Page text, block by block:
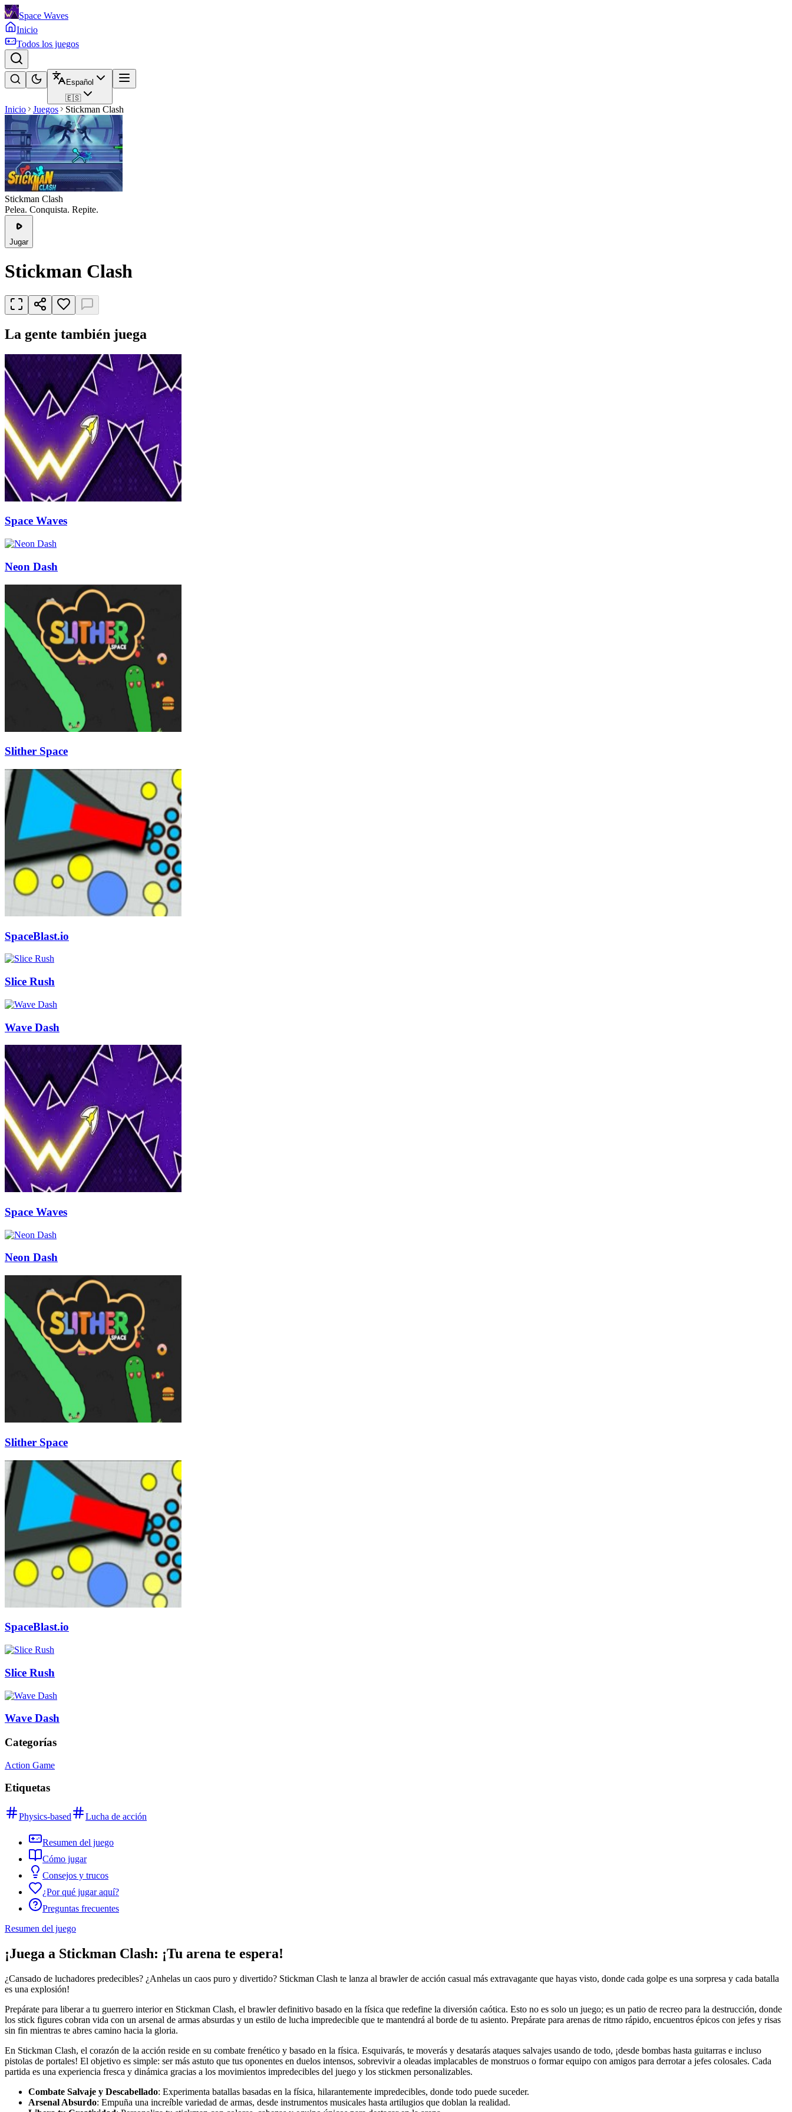
Space Waves
Inicio
Todos los juegos
Español
🇪🇸
Inicio Juegos Stickman Clash
Stickman Clash
Pelea. Conquista. Repite.
Jugar
Stickman Clash
La gente también juega
Space Waves
Neon Dash
Slither Space
SpaceBlast.io
Slice Rush
Wave Dash
Space Waves
Neon Dash
Slither Space
SpaceBlast.io
Slice Rush
Wave Dash
Categorías
Action Game
Etiquetas
Physics-based Lucha de acción
Resumen del juego
Cómo jugar
Consejos y trucos
¿Por qué jugar aquí?
Preguntas frecuentes
Resumen del juego
¡Juega a Stickman Clash: ¡Tu arena te espera!
¿Cansado de luchadores predecibles? ¿Anhelas un caos puro y divertido? Stickman Clash te lanza al brawler de acción casual más extravagante que hayas visto, donde cada golpe es una sorpresa y cada batalla
es una explosión!
Prepárate para liberar a tu guerrero interior en Stickman Clash, el brawler definitivo basado en la física que redefine la diversión caótica. Esto no es solo un juego; es un patio de recreo para la destrucción, donde
los stick figures cobran vida con un arsenal de armas absurdas y un estilo de lucha impredecible que te mantendrá al borde de tu asiento. Prepárate para arenas de ritmo rápido, encuentros épicos con jefes y risas
sin fin mientras te abres camino hacia la gloria.
En Stickman Clash, el corazón de la acción reside en su combate frenético y basado en la física. Esquivarás, te moverás y desatarás ataques salvajes usando de todo, ¡desde bombas hasta guitarras e incluso
pistolas de portales! El objetivo es simple: ser más astuto que tus oponentes en duelos intensos, sobrevivir a oleadas implacables de monstruos o formar equipo con amigos para derrotar a jefes colosales. Cada
partida es una experiencia fresca y dinámica gracias a los movimientos impredecibles del juego y los stickmen personalizables.
Combate Salvaje y Descabellado: Experimenta batallas basadas en la física, hilarantemente impredecibles, donde todo puede suceder.
Arsenal Absurdo: Empuña una increíble variedad de armas, desde instrumentos musicales hasta artilugios que doblan la realidad.